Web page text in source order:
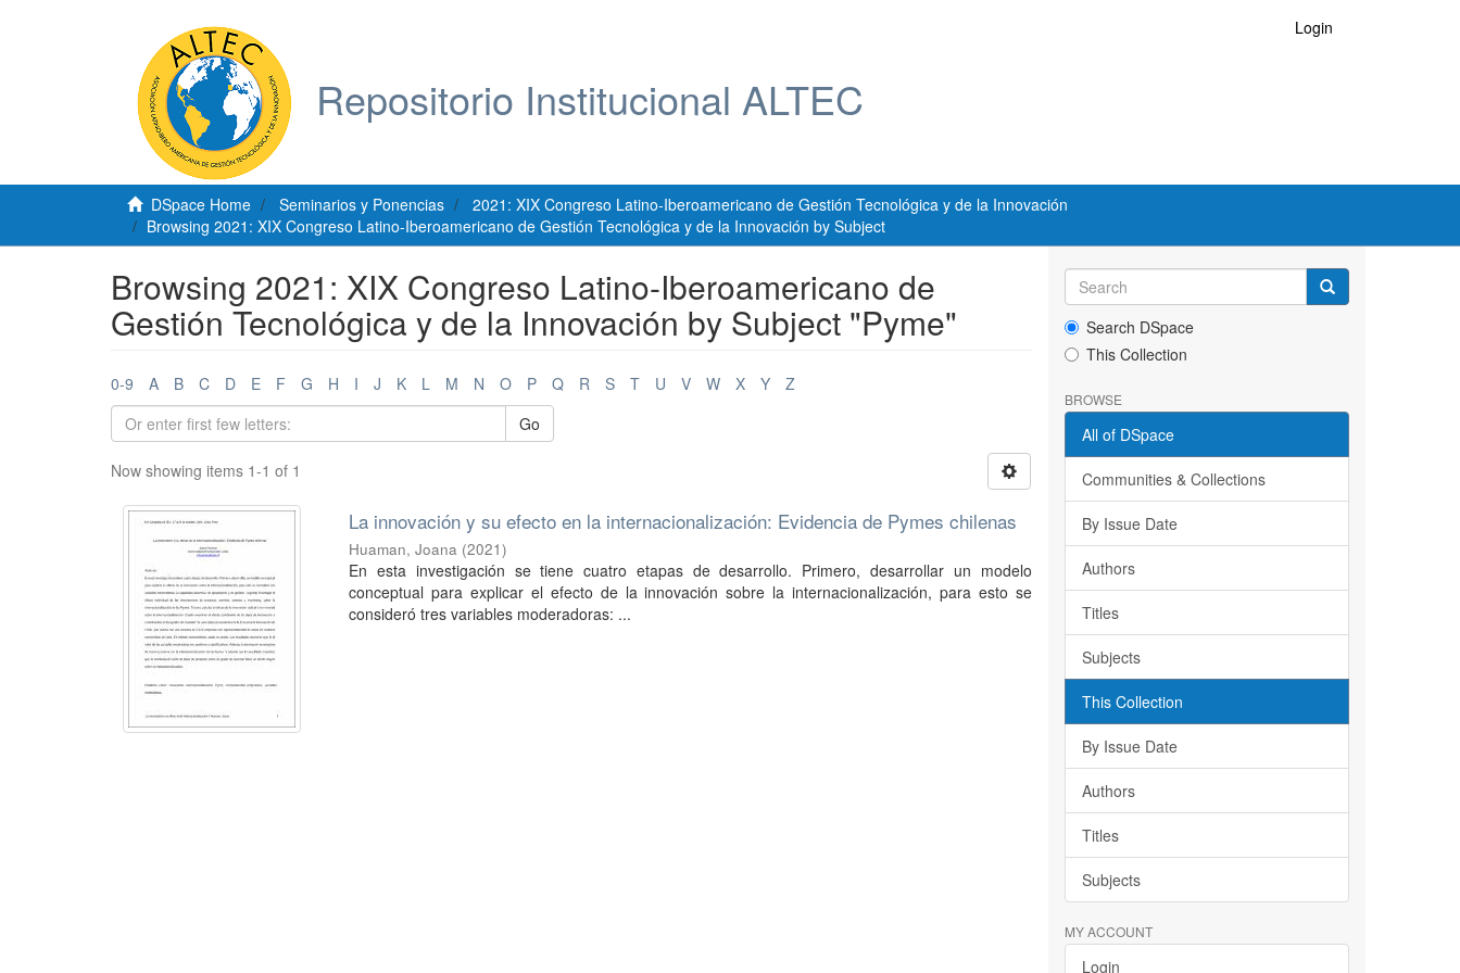
Repositorio Institucional ALTEC
Login
DSpace Home Seminarios y Ponencias
2021: XIX Congreso Latino-Iberoamericano de Gestión Tecnológica y de la Innovación
Browsing 2021: XIX Congreso Latino-Iberoamericano de Gestión Tecnológica y de la Innovación by Subject
Browsing 2021: XIX Congreso Latino-Iberoamericano de
Gestión Tecnológica y de la Innovación by Subject "Pyme"
0-9 A B C D E F G H I J K L M N O P Q R S T U V W X Y
Z
Go
Now showing items 1-1 of 1
La innovación y su efecto en la internacionalización: Evidencia de Pymes chilenas
Huaman, Joana (2021)
En esta investigación se tiene cuatro etapas de desarrollo. Primero, desarrollar un modelo
conceptual para explicar el efecto de la innovación sobre la internacionalización, para esto se
consideró tres variables moderadoras: ...
Search DSpace
This Collection
BROWSE
All of DSpace
Communities & Collections
By Issue Date
Authors
Titles
Subjects
This Collection
By Issue Date
Authors
Titles
Subjects
MY ACCOUNT
Login